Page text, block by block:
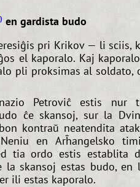
en gardista budo
pri Krikov — li sciis,
el kaporalo. Kaj
pli proksimas al soldato,
Petroviĉ estis nur
ĉe skansoj, sur la
kontraŭ neatendita
en Arĥangelsko
tia ordo estis establita
la skansoj estas budo, en
ili estas kaporalo.